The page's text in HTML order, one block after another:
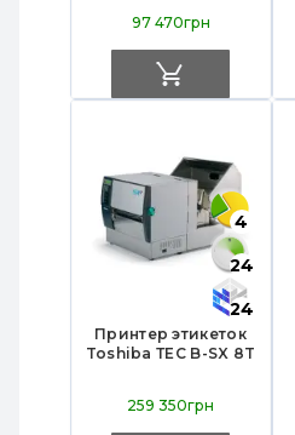
97 470грн
4
24
24
Принтер этикеток
Toshiba ТЕС B-SX 8T
259 350грн